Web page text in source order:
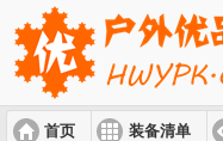
首页 装备清单